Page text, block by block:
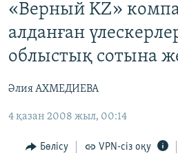
main
content
Skip
main
Skip
Search
САЯСАТ
AZATTYQTV
АДАМ ҚҰҚЫҚТАРЫ
ӘЛЕУМЕТ
ӘЛЕМ
«Верный KZ»
алданған
облыстық сотына
Әлия АХМЕДИЕВА
4 қазан 2008 жыл, 00:14
Бөлісу VPN-сіз оқу